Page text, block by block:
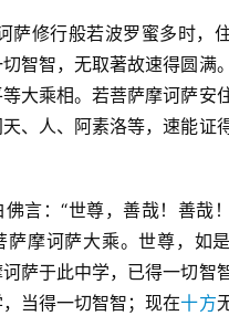
萨修行般若波罗蜜多时，
智智，无取著故速得圆满
大乘相。若菩萨摩诃萨安
、人、阿素洛等，速能证
言：“世尊，善哉！善哉
萨摩诃萨大乘。世尊，如
萨于此中学，已得一切智
当得一切智智；现在十方